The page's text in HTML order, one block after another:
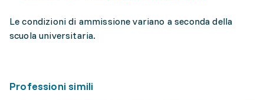
Le condizioni di ammissione variano a seconda della
scuola universitaria.
Professioni simili